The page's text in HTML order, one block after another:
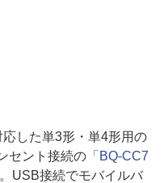
した単3形・単4形用の
セント接続の「BQ-CC7
USB接続でモバイルバ